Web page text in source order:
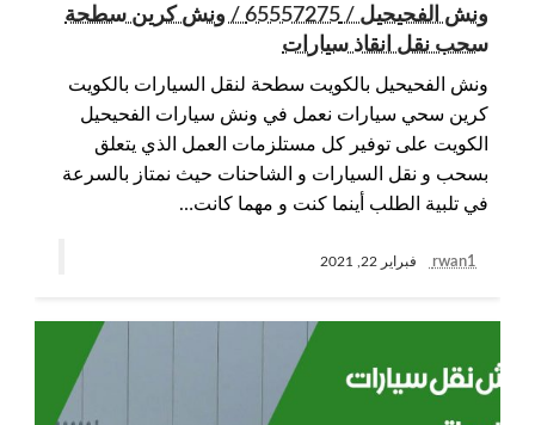
ونش الفحيحيل / 65557275 / ونش كرين سطحة
سحب نقل انقاذ سيارات
ونش الفحيحيل بالكويت سطحة لنقل السيارات بالكويت
كرين سحي سيارات نعمل في ونش سيارات الفحيحيل
الكويت على توفير كل مستلزمات العمل الذي يتعلق
بسحب و نقل السيارات و الشاحنات حيث نمتاز بالسرعة
في تلبية الطلب أينما كنت و مهما كانت…
rwan1 فبراير 22, 2021